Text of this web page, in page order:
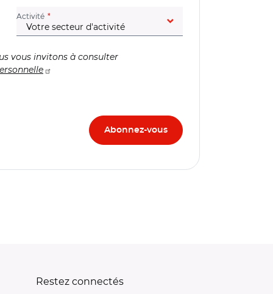
Activité (champ obligatoire)
vous invitons à consulter
Restez connectés